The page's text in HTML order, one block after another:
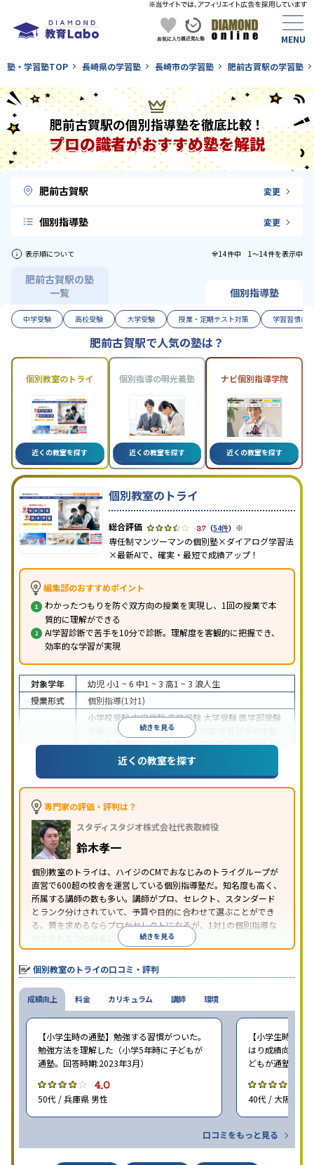
塾・学習塾TOP 長崎県の学習塾 長崎市の学習塾 肥前古賀駅の学習塾
肥前古賀駅の個別指導塾を徹底比較！
プロの識者がおすすめ塾を解説
肥前古賀駅 変更
個別指導塾 変更
表示順について 全14件中 1〜14件を表示中
肥前古賀駅の塾
一覧
個別指導塾
中学受験 高校受験 大学受験 授業・定期テスト対策 学習習慣の
肥前古賀駅で人気の塾は？
個別教室のトライ
近くの教室を探す
個別指導の明光義塾
近くの教室を探す
ナビ個別指導学院
近くの教室を探す
個別教室のトライ
3.7 （54件） ※
専任制マンツーマンの個別塾×ダイアログ学習法
×最新AIで、確実・最短で成績アップ！
編集部のおすすめポイント
わかったつもりを防ぐ双方向の授業を実現し、1回の授業で本
質的に理解ができる
AI学習診断で苦手を10分で診断。理解度を客観的に把握でき、
効率的な学習が実現
続きを見る
対象学年 幼児 小1 ~ 6 中1 ~ 3 高1 ~ 3 浪人生
授業形式
個別指導(1対1)
小学校受験中学受験高校受験 大学受験 医学部受験
授業・定期テスト対策
内申点対策
総合型選抜(旧AO)対策推薦入試対策学校別特化対
国公立大対策私大対策 共通テスト対策
語・英会話特化対策その他科目別特化対策
特徴
中高一貫校生に対応
応
学習にPC・タブレットを利用
科目から受講可能季節講習のみの受講可
の子どもに対応
※2023年3月調査。
近くの教室を探す
専門家の評価・評判は？
スタディスタジオ株式会社代表取締役
鈴木孝一
個別教室のトライは、ハイジのCMでおなじみのトライグループが
直営で600超の校舎を運営している個別指導塾だ。知名度も高く、
所属する講師の数も多い。講師がプロ、セレクト、スタンダード
とランク分けされていて、予算や目的に合わせて選ぶことができ
る。質を求めるならプロかセレクトになるが、1対1の個別指導な
のでそれなりの料金になる。続きを見る
個別教室のトライの口コミ・評判
成績向上
【小学生時の通塾】勉強する習慣がついた。
勉強方法を理解した（小学5年時に子どもが
通塾。回答時期:2023年3月）
4.0
50代 / 兵庫県 男性
【小学生時の通
はり成績向上に
どもが通塾。回
40代 / 大阪府 女
口コミをもっと見る
料金 カリキュラム 講師 環境